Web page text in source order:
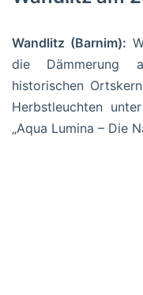
Wandlitz (Barnim):
die Dämmerung
historischen
Herbstleuchten
„Aqua Lumina – Die